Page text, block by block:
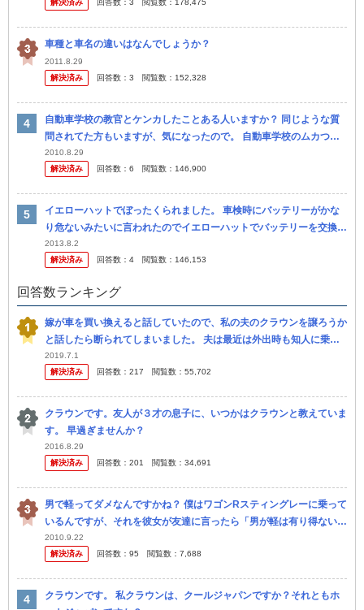
解決済み
回答数： 3 閲覧数： 178,475
車種と車名の違いはなんでしょうか？
2011.8.29
解決済み
回答数： 3 閲覧数： 152,328
自動車学校の教官とケンカしたことある人いますか？ 同じような質
問されてた方もいますが、気になったので。 自動車学校のムカつく
教官とケンカした奴いますか？ やる気がない教官、なおしてやろう
とす...
2010.8.29
解決済み
回答数： 6 閲覧数： 146,900
イエローハットでぼったくられました。 車検時にバッテリーがかな
り危ないみたいに言われたのでイエローハットでバッテリーを交換し
に行きました。 私は一番安い９千円のバッテリーを選び ました。工
賃...
2013.8.2
解決済み
回答数： 4 閲覧数： 146,153
回答数ランキング
嫁が車を買い換えると話していたので、私の夫のクラウンを譲ろうか
と話したら断られてしまいました。 夫は最近は外出時も知人に乗せ
てもらう事が多いですし、嫁も買い出しで週に2回程度しか乗らない
ので、 ...
2019.7.1
解決済み
回答数： 217 閲覧数： 55,702
クラウンです。友人が３才の息子に、いつかはクラウンと教えていま
す。 早過ぎませんか？
2016.8.29
解決済み
回答数： 201 閲覧数： 34,691
男で軽ってダメなんですかね？ 僕はワゴンRスティングレーに乗って
いるんですが、それを彼女が友達に言ったら「男が軽は有り得ない」
と言われたらしいです。 それを聞いてなんとなく腹がたちました。
やっぱ...
2010.9.22
解決済み
回答数： 95 閲覧数： 7,688
クラウンです。 私クラウンは、クールジャパンですか？それともホ